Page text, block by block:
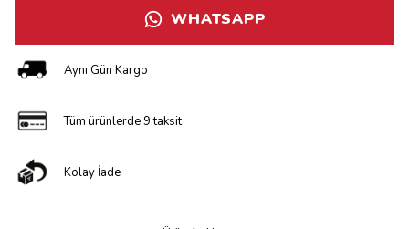
WHATSAPP
Aynı Gün Kargo
Tüm ürünlerde 9 taksit
Kolay İade